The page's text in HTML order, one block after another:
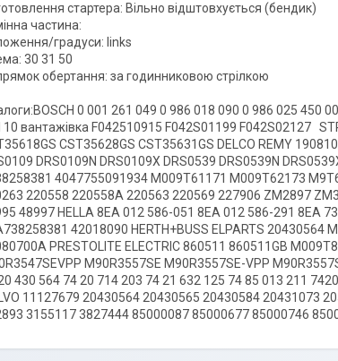
стартера: Вільно відштовхується (бендик)
частина:
градуси: links
30 31 50
обертання: за годинниковою стрілкою
0 001 261 049 0 986 018 090 0 986 025 450
вантажівка F042510915 F042S01199 F042S02127
CST35628GS CST35631GS DELCO REMY
DRS0109N DRS0109X DRS0539 DRS0539N
4047755091934 M009T61171 M009T62173
220558 220558A 220563 220569 227906 ZM2897
48997 HELLA 8EA 012 586-051 8EA 012 586-291 8EA
42018090 HERTH+BUSS ELPARTS 20430564
PRESTOLITE ELECTRIC 860511 860511GB
M90R3557SE M90R3557SE-VPP
430 564 74 20 714 203 74 21 632 125 74 85 013 211
11127679 20430564 20430565 20430584 20431073
3155117 3827444 85000087 85000677 85000746